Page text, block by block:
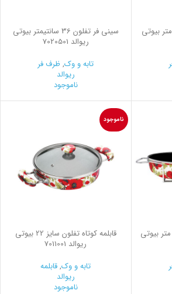
سانتی متر بیوتی
سینی فر تفلون 36 سانتیمتر بیوتی
ریوالد 7020501
تابه و وک,ظرف فر
ریوالد
ناموجود
سانتی متر بیوتی
ناموجود
قابلمه کوتاه تفلون سایز 22 بیوتی
ریوالد 7011001
تابه و وک,قابلمه
ریوالد
ناموجود